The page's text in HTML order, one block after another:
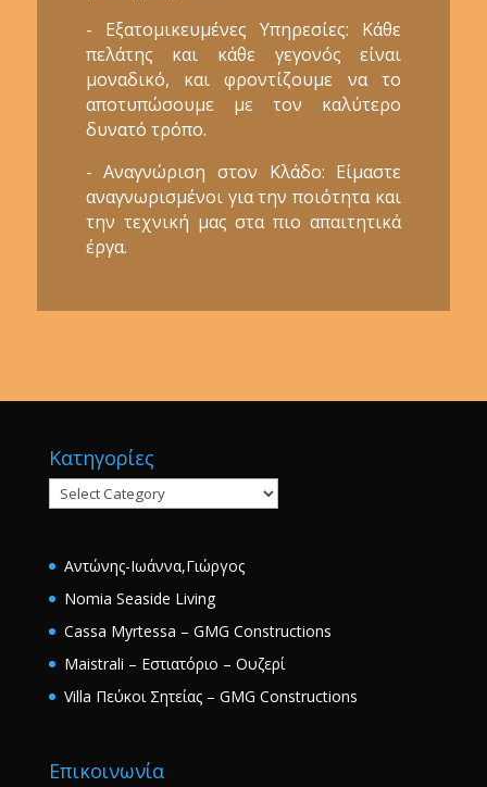
- Εξατομικευμένες Υπηρεσίες: Κάθε
πελάτης και κάθε γεγονός είναι
μοναδικό, και φροντίζουμε να το
αποτυπώσουμε με τον καλύτερο
δυνατό τρόπο.
- Αναγνώριση στον Κλάδο: Είμαστε
αναγνωρισμένοι για την ποιότητα και
την τεχνική μας στα πιο απαιτητικά
έργα.
Κατηγορίες
Κατηγορίες
Αντώνης-Ιωάννα,Γιώργος
Nomia Seaside Living
Cassa Myrtessa – GMG Constructions
Maistrali – Εστιατόριο – Ουζερί
Villa Πεύκοι Σητείας – GMG Constructions
Επικοινωνία